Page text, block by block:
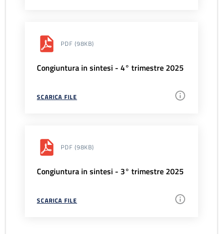
PDF (98KB)
Congiuntura in sintesi - 4° trimestre 2025
SCARICA FILE
PDF (98KB)
Congiuntura in sintesi - 3° trimestre 2025
SCARICA FILE